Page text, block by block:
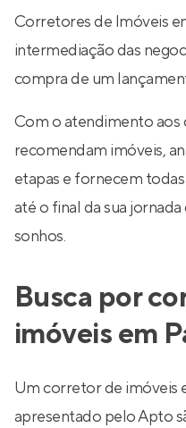
Corretores de Imóveis
intermediação das
compra de um
Com o atendimento aos
recomendam imóveis,
etapas e fornecem
até o final da sua
sonhos.
Busca por
imóveis em
Um corretor de imóveis
apresentado pelo Apto